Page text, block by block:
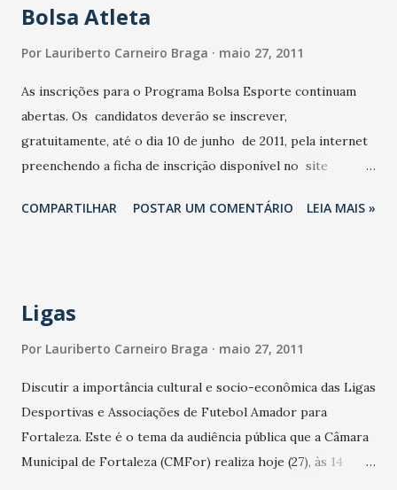
Bolsa Atleta
Por Lauriberto Carneiro Braga maio 27, 2011
As inscrições para o Programa Bolsa Esporte continuam
abertas. Os candidatos deverão se inscrever,
gratuitamente, até o dia 10 de junho de 2011, pela internet
preenchendo a ficha de inscrição disponível no site
inscrições, os candidatos serão avaliados por um processo
divulgada no site, no dia 13 de junho de 2011. A Sesporte
candidatos de Fortaleza e Região Metropolitana,
classificados na primeira fase, deverão, obrigatoriamente,
comparecer à Sede da Secretaria do Esporte. A facilidade
deste ano, é que os candidatos do interior, classificados na
COMPARTILHAR POSTAR UM COMENTÁRIO LEIA MAIS »
Ligas
Por Lauriberto Carneiro Braga maio 27, 2011
Discutir a importância cultural e socio-econômica das Ligas
Desportivas e Associações de Futebol Amador para
Fortaleza. Este é o tema da audiência pública que a Câmara
Municipal de Fortaleza (CMFor) realiza hoje (27), às 14